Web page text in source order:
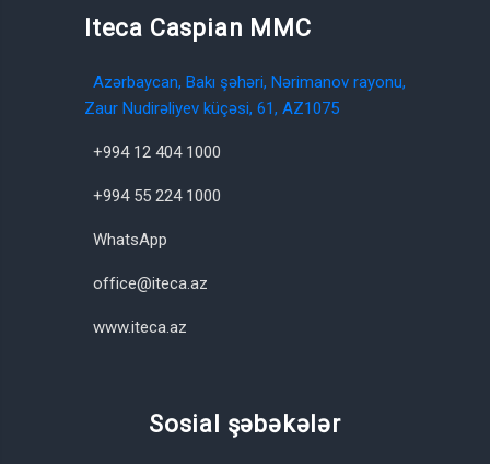
Iteca Caspian MMC
Azərbaycan, Bakı şəhəri, Nərimanov rayonu,
Zaur Nudirəliyev küçəsi, 61, AZ1075
+994 12 404 1000
+994 55 224 1000
WhatsApp
office@iteca.az
www.iteca.az
Sosial şəbəkələr